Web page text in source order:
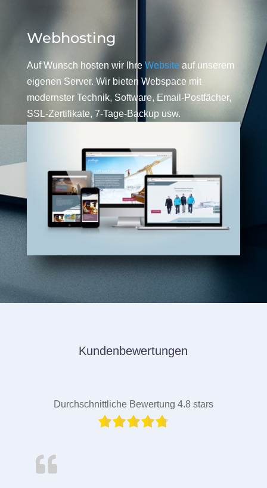
Webhosting
Auf Wunsch hosten wir Ihre Website auf unserem
eigenen Server. Wir bieten Webspace mit
modernster Technik, Software, Email-Postfächer,
SSL-Zertifikate, 7-Tage-Backup usw.
Kundenbewertungen
Durchschnittliche Bewertung 4.8 stars